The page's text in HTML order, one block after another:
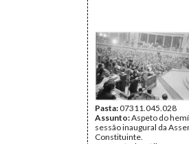
Pasta:07311.045.028
Assunto:Aspeto do
sessão inaugural da
Constituinte.